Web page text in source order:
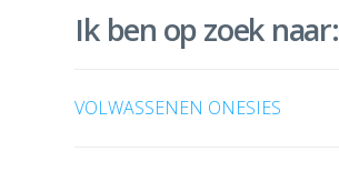
Ik ben op zoek naar:
VOLWASSENEN ONESIES